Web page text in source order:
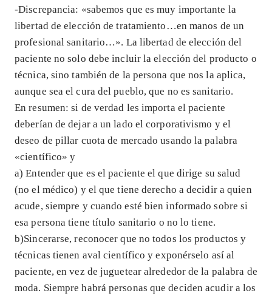
-Discrepancia: «sabemos que es muy importante la
libertad de elección de tratamiento…en manos de un
profesional sanitario…». La libertad de elección del
paciente no solo debe incluir la elección del producto o
técnica, sino también de la persona que nos la aplica,
aunque sea el cura del pueblo, que no es sanitario.
En resumen: si de verdad les importa el paciente
deberían de dejar a un lado el corporativismo y el
deseo de pillar cuota de mercado usando la palabra
«científico» y
a) Entender que es el paciente el que dirige su salud
(no el médico) y el que tiene derecho a decidir a quien
acude, siempre y cuando esté bien informado sobre si
esa persona tiene título sanitario o no lo tiene.
b)Sincerarse, reconocer que no todos los productos y
técnicas tienen aval científico y exponérselo así al
paciente, en vez de juguetear alrededor de la palabra de
moda. Siempre habrá personas que deciden acudir a los